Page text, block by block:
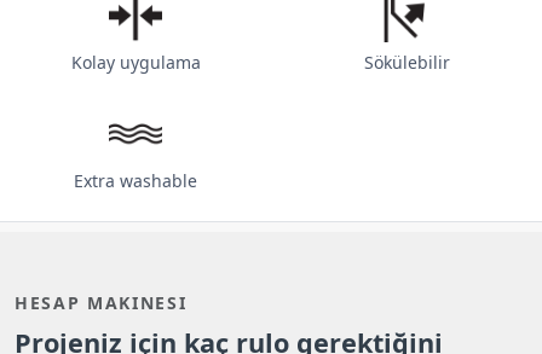
Kolay uygulama Sökülebilir
Extra washable
HESAP MAKINESI
Projeniz için kaç rulo gerektiğini